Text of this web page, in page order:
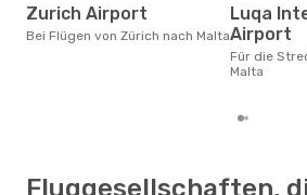
Zurich Airport
Bei Flügen von Zürich nach Malta
Luqa International
Airport
Für die Strecke von Zürich nach
Malta
Fluggesellschaften,